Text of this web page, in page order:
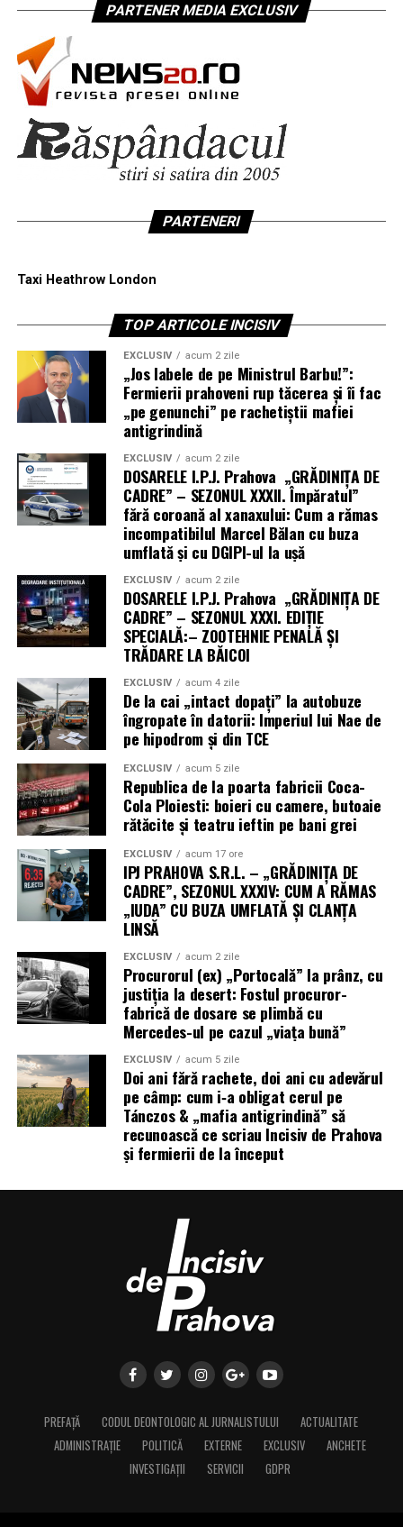
PARTENER MEDIA EXCLUSIV
PARTENERI
Taxi Heathrow London
TOP ARTICOLE INCISIV
EXCLUSIV acum 2 zile
„Jos labele de pe Ministrul Barbu!”:
Fermierii prahoveni rup tăcerea și îi fac
„pe genunchi” pe rachetiștii mafiei
antigrindină
EXCLUSIV acum 2 zile
DOSARELE I.P.J. Prahova „GRĂDINIȚA DE
CADRE” – SEZONUL XXXII. Împăratul”
fără coroană al xanaxului: Cum a rămas
incompatibilul Marcel Bălan cu buza
umflată și cu DGIPI-ul la ușă
EXCLUSIV acum 2 zile
DOSARELE I.P.J. Prahova „GRĂDINIȚA DE
CADRE” – SEZONUL XXXI. EDIȚIE
SPECIALĂ:– ZOOTEHNIE PENALĂ ȘI
TRĂDARE LA BĂICOI
EXCLUSIV acum 4 zile
De la cai „intact dopați” la autobuze
îngropate în datorii: Imperiul lui Nae de
pe hipodrom și din TCE
EXCLUSIV acum 5 zile
Republica de la poarta fabricii Coca-
Cola Ploiesti: boieri cu camere, butoaie
rătăcite și teatru ieftin pe bani grei
EXCLUSIV acum 17 ore
IPJ PRAHOVA S.R.L. – „GRĂDINIȚA DE
CADRE”, SEZONUL XXXIV: CUM A RĂMAS
„IUDA” CU BUZA UMFLATĂ ȘI CLANȚA
LINSĂ
EXCLUSIV acum 2 zile
Procurorul (ex) „Portocală” la prânz, cu
justiția la desert: Fostul procuror-
fabrică de dosare se plimbă cu
Mercedes-ul pe cazul „viața bună”
EXCLUSIV acum 5 zile
Doi ani fără rachete, doi ani cu adevărul
pe câmp: cum i‑a obligat cerul pe
Tánczos & „mafia antigrindină” să
recunoască ce scriau Incisiv de Prahova
și fermierii de la început
PREFAȚĂ CODUL DEONTOLOGIC AL JURNALISTULUI
ACTUALITATE
ADMINISTRAȚIE
POLITICĂ EXTERNE EXCLUSIV
ANCHETE
INVESTIGAȚII
SERVICII GDPR